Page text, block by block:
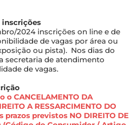
inscrições
2024 inscrições on line e de
de vagas por área ou
ou pista). Nos dias do
secretaria de atendimento
de vagas.
o CANCELAMENTO DA
A RESSARCIMENTO DO
prazos previstos NO DIREITO DE